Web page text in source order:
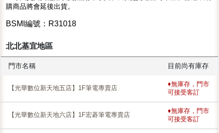
購商品將會延後出貨。
BSMI編號：R31018
北北基宜地區
門市名稱 目前尚有庫存
【光華數位新天地五店】1F筆電專賣店
♦無庫存，門市
可接受客訂
【光華數位新天地六店】1F宏碁筆電專賣店
♦無庫存，門市
可接受客訂